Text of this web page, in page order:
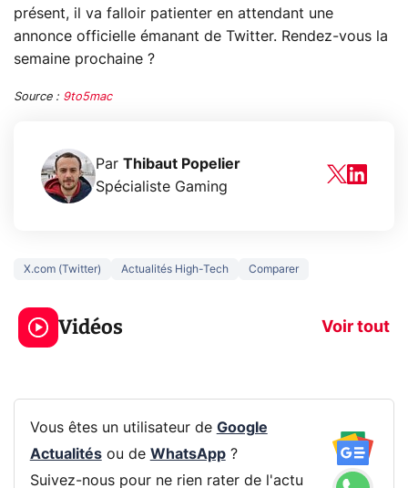
présent, il va falloir patienter en attendant une
annonce officielle émanant de Twitter. Rendez-vous la
semaine prochaine ?
Source : 9to5mac
Par Thibaut Popelier
Spécialiste Gaming
X.com (Twitter) Actualités High-Tech Comparer
Vidéos Voir tout
3 écrans en 1 pour
319€ ? Voici L'AOC
CQ32G4ZA !
5
prochaine
Vous êtes un utilisateur de Google
Actualitésou de WhatsApp?
Suivez-nous pour ne rien rater de l'actu